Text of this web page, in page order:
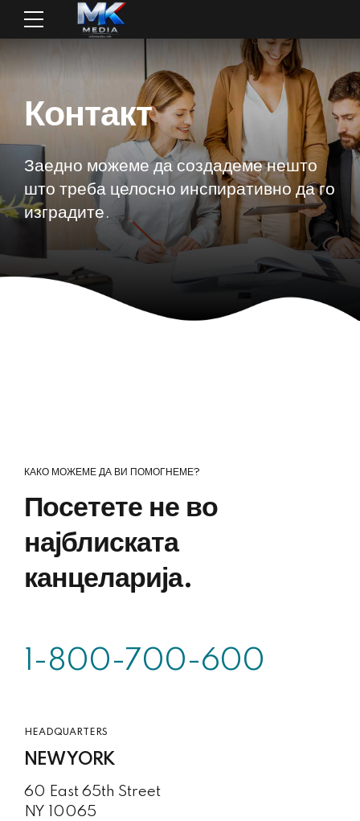
Контакт
Заедно можеме да создадеме нешто
што треба целосно инспиративно да го
изградите.
КАКО МОЖЕМЕ ДА ВИ ПОМОГНЕМЕ?
Посетете не во
најблиската
канцеларија.
1-800-700-600
HEADQUARTERS
NEW YORK
60 East 65th Street
NY 10065